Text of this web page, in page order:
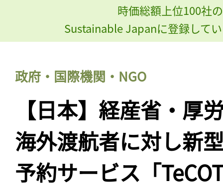
時価総額上位100社
Sustainable Japanに登録して
政府・国際機関・NGO
【日本】経産省・厚
海外渡航者に対し新
予約サービス「